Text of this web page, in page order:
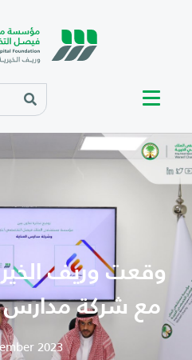
وقعت وريف
مع شركة مدارس
2023